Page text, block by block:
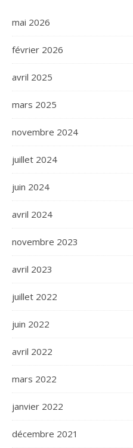
mai 2026
février 2026
avril 2025
mars 2025
novembre 2024
juillet 2024
juin 2024
avril 2024
novembre 2023
avril 2023
juillet 2022
juin 2022
avril 2022
mars 2022
janvier 2022
décembre 2021